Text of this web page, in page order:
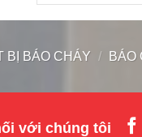
BỊ BÁO CHÁY / BÁO
với chúng tôi